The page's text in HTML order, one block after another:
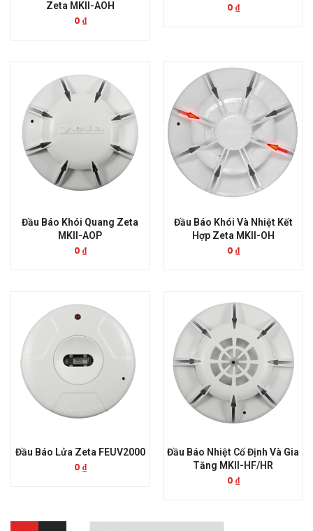
Zeta MKII-AOH
0 ₫
0 ₫
Đầu Báo Khói Quang Zeta
MKII-AOP
0 ₫
Đầu Báo Khói Và Nhiệt Kết
Hợp Zeta MKII-OH
0 ₫
Đầu Báo Lửa Zeta FEUV2000
0 ₫
Đầu Báo Nhiệt Cố Định Và Gia
Tăng MKII-HF/HR
0 ₫